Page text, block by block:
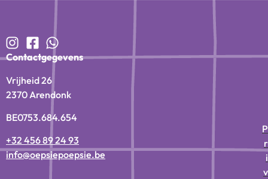
Contactgegevens
Vrijheid 26
2370 Arendonk
BE0753.684.654
+32 456 89 24 93
info@oepsiepoepsie.be
P
r
i
v